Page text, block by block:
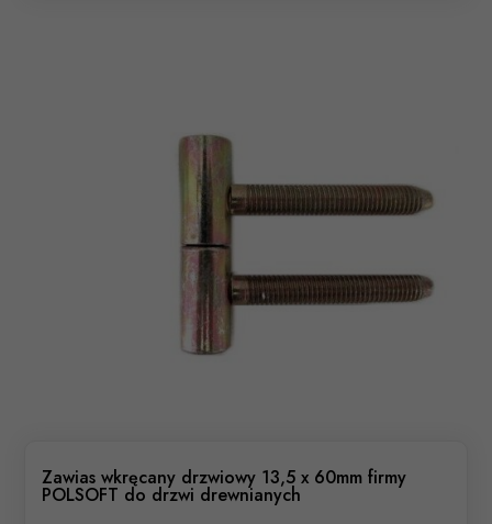
Zawias wkręcany drzwiowy 13,5 x 60mm firmy
POLSOFT do drzwi drewnianych